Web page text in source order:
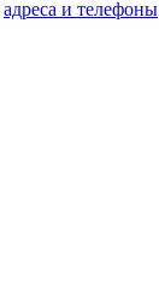
адреса и телефоны